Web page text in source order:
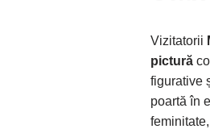
Vizitatorii
pictură
figurative
poartă în